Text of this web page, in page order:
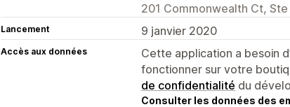
201 Commonwealth Ct,
Lancement 9 janvier 2020
Accès aux données
Cette application a besoin
fonctionner sur votre
de confidentialité du
Consulter les données des